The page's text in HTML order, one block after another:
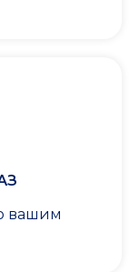
вашим